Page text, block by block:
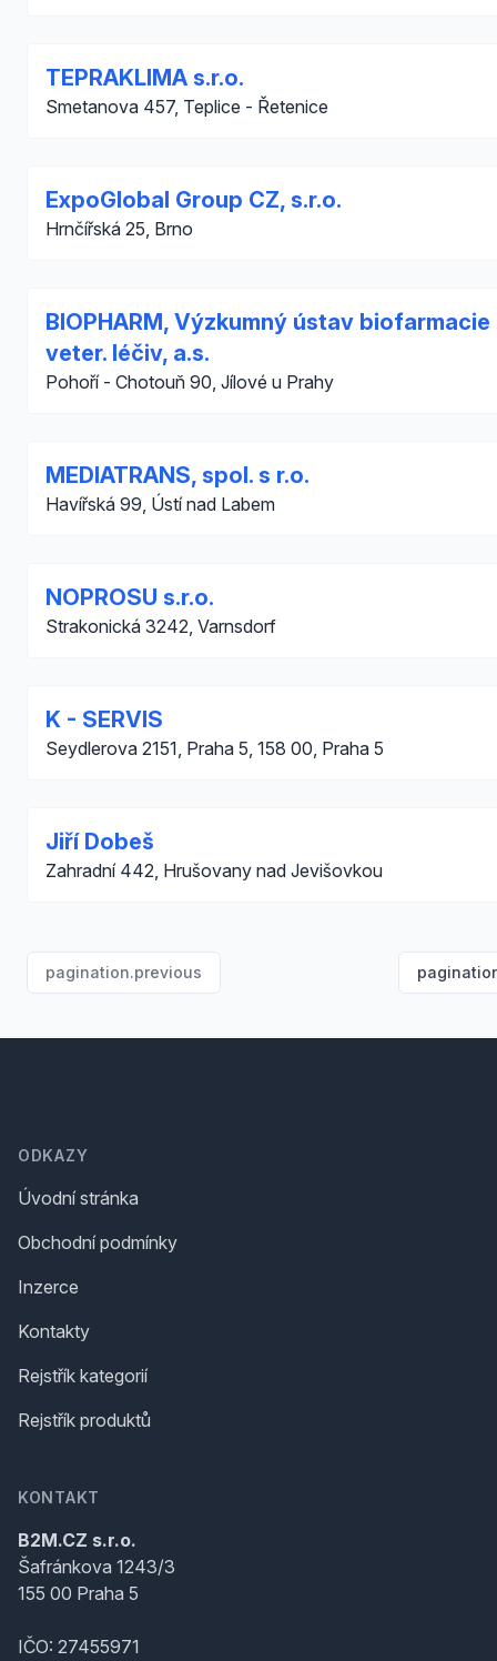
TEPRAKLIMA s.r.o.
Smetanova 457, Teplice - Řetenice
ExpoGlobal Group CZ, s.r.o.
Hrnčířská 25, Brno
BIOPHARM, Výzkumný ústav biofarmacie
veter. léčiv, a.s.
Pohoří - Chotouň 90, Jílové u Prahy
MEDIATRANS, spol. s r.o.
Havířská 99, Ústí nad Labem
NOPROSU s.r.o.
Strakonická 3242, Varnsdorf
K - SERVIS
Seydlerova 2151, Praha 5, 158 00, Praha 5
Jiří Dobeš
Zahradní 442, Hrušovany nad Jevišovkou
pagination.previous
ODKAZY
Úvodní stránka
Obchodní podmínky
Inzerce
Kontakty
Rejstřík kategorií
Rejstřík produktů
KONTAKT
B2M.CZ s.r.o.
Šafránkova 1243/3
155 00 Praha 5
IČO: 27455971